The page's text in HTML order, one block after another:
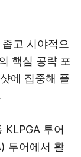
고 시야적으
핵심 공략 포
에 집중해 플
KLPGA 투어
투어에서 활